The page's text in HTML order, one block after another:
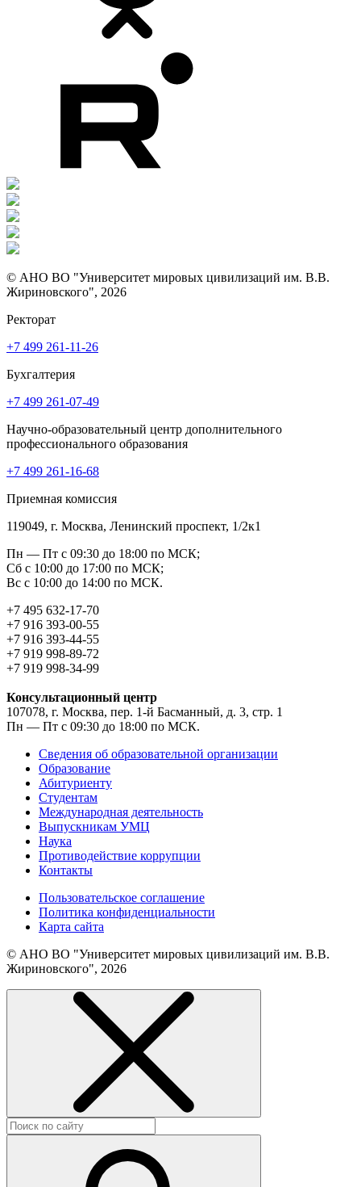
© АНО ВО "Университет мировых цивилизаций им. В.В.
Жириновского", 2026
Ректорат
+7 499 261-11-26
Бухгалтерия
+7 499 261-07-49
Научно-образовательный центр дополнительного
профессионального образования
+7 499 261-16-68
Приемная комиссия
119049, г. Москва, Ленинский проспект, 1/2к1
Пн — Пт с 09:30 до 18:00 по МСК;
Сб с 10:00 до 17:00 по МСК;
Вс с 10:00 до 14:00 по МСК.
+7 495 632-17-70
+7 916 393-00-55
+7 916 393-44-55
+7 919 998-89-72
+7 919 998-34-99
Консультационный центр
107078, г. Москва, пер. 1-й Басманный, д. 3, стр. 1
Пн — Пт с 09:30 до 18:00 по МСК.
Сведения об образовательной организации
Образование
Абитуриенту
Студентам
Международная деятельность
Выпускникам УМЦ
Наука
Противодействие коррупции
Контакты
Пользовательское соглашение
Политика конфиденциальности
Карта сайта
© АНО ВО "Университет мировых цивилизаций им. В.В.
Жириновского", 2026